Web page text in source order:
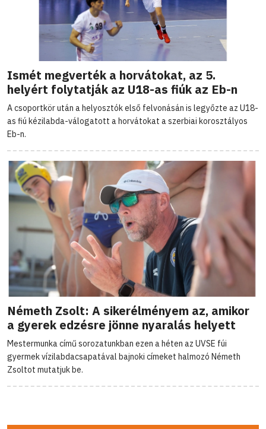
Ismét megverték a horvátokat, az 5.
helyért folytatják az U18-as fiúk az Eb-n
A csoportkör után a helyosztók első felvonásán is legyőzte az U18-
as fiú kézilabda-válogatott a horvátokat a szerbiai korosztályos
Eb-n.
Németh Zsolt: A sikerélményem az, amikor
a gyerek edzésre jönne nyaralás helyett
Mestermunka című sorozatunkban ezen a héten az UVSE fúi
gyermek vízilabdacsapatával bajnoki címeket halmozó Németh
Zsoltot mutatjuk be.